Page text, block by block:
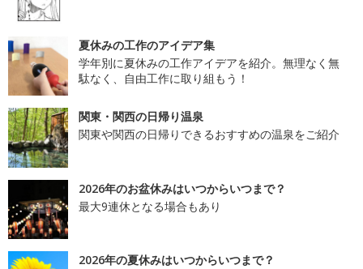
夏休みの工作のアイデア集
学年別に夏休みの工作アイデアを紹介。無理なく無
駄なく、自由工作に取り組もう！
関東・関西の日帰り温泉
関東や関西の日帰りできるおすすめの温泉をご紹介
2026年のお盆休みはいつからいつまで？
最大9連休となる場合もあり
2026年の夏休みはいつからいつまで？